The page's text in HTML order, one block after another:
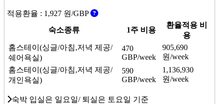
적용환율 : 1,927 원/GBP
숙소종류
1주 비용
환율적용 비
용
홈스테이(싱글/아침,저녁 제공/
쉐어욕실)
470
GBP/week
905,690
원/week
홈스테이(싱글/아침,저녁 제공/
개인욕실)
590
GBP/week
1,136,930
원/week
숙박 입실은 일요일/ 퇴실은 토요일 기준